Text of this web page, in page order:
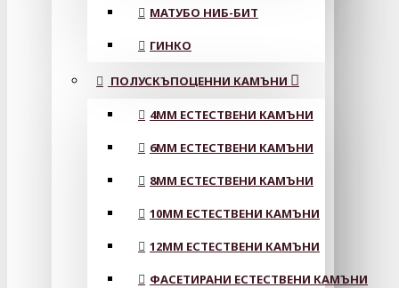
МАТУБО НИБ-БИТ
ГИНКО
ПОЛУСКЪПОЦЕННИ КАМЪНИ
4MM ЕСТЕСТВЕНИ КАМЪНИ
6MM ЕСТЕСТВЕНИ КАМЪНИ
8MM ЕСТЕСТВЕНИ КАМЪНИ
10MM ЕСТЕСТВЕНИ КАМЪНИ
12MM ЕСТЕСТВЕНИ КАМЪНИ
ФАСЕТИРАНИ ЕСТЕСТВЕНИ КАМЪНИ